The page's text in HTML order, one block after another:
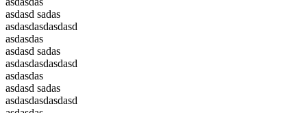
asdasd sadas
asdasdasdasdasd
asdasdas
asdasd sadas
asdasdasdasdasd
asdasdas
asdasd sadas
asdasdasdasdasd